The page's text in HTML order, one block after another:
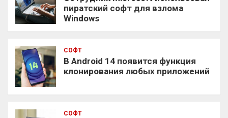
пиратский софт для взлома
Windows
СОФТ
В Android 14 появится функция
клонирования любых приложений
СОФТ